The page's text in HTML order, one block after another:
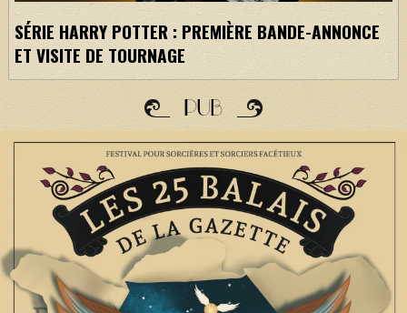
SÉRIE HARRY POTTER : PREMIÈRE BANDE-ANNONCE
ET VISITE DE TOURNAGE
PUB